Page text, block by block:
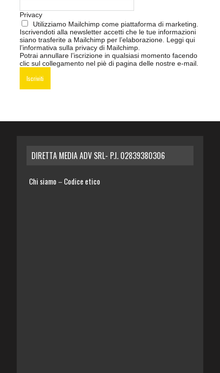
Privacy
Utilizziamo Mailchimp come piattaforma di marketing.
Iscrivendoti alla newsletter accetti che le tue informazioni
siano trasferite a Mailchimp per l’elaborazione. Leggi qui
l’informativa sulla privacy di Mailchimp
Potrai annullare l’iscrizione in qualsiasi momento facendo
clic sul collegamento nel piè di pagina delle nostre e-mail.
DIRETTA MEDIA ADV SRL- P.I. 02839380306
Chi siamo – Codice etico